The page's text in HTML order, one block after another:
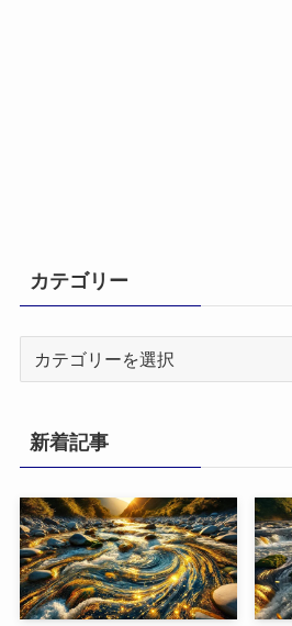
カテゴリー
リ
ー
新着記事